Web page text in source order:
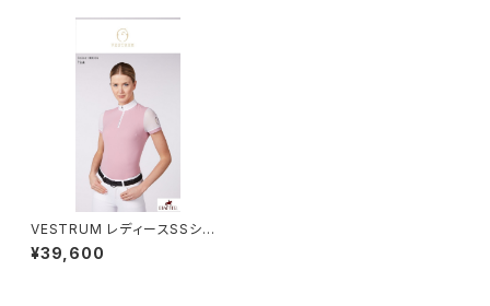
VESTRUM レディースSSシャ
ツ W462560002
¥39,600